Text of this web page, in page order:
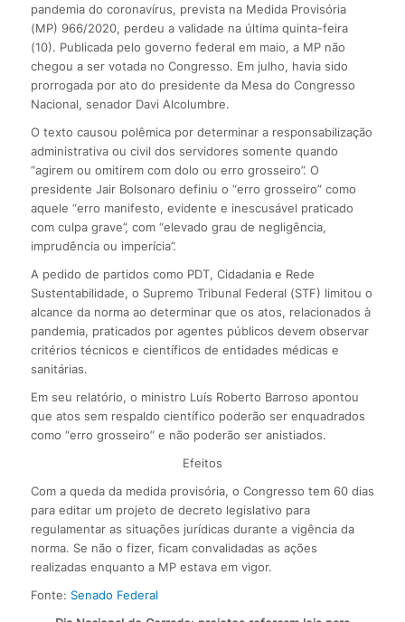
pandemia do coronavírus, prevista na Medida Provisória
(MP) 966/2020, perdeu a validade na última quinta-feira
(10). Publicada pelo governo federal em maio, a MP não
chegou a ser votada no Congresso. Em julho, havia sido
prorrogada por ato do presidente da Mesa do Congresso
Nacional, senador Davi Alcolumbre.
O texto causou polêmica por determinar a responsabilização
administrativa ou civil dos servidores somente quando
“agirem ou omitirem com dolo ou erro grosseiro”. O
presidente Jair Bolsonaro definiu o “erro grosseiro” como
aquele “erro manifesto, evidente e inescusável praticado
com culpa grave”, com “elevado grau de negligência,
imprudência ou imperícia”.
A pedido de partidos como PDT, Cidadania e Rede
Sustentabilidade, o Supremo Tribunal Federal (STF) limitou o
alcance da norma ao determinar que os atos, relacionados à
pandemia, praticados por agentes públicos devem observar
critérios técnicos e científicos de entidades médicas e
sanitárias.
Em seu relatório, o ministro Luís Roberto Barroso apontou
que atos sem respaldo científico poderão ser enquadrados
como “erro grosseiro” e não poderão ser anistiados.
Efeitos
Com a queda da medida provisória, o Congresso tem 60 dias
para editar um projeto de decreto legislativo para
regulamentar as situações jurídicas durante a vigência da
norma. Se não o fizer, ficam convalidadas as ações
realizadas enquanto a MP estava em vigor.
Fonte: Senado Federal